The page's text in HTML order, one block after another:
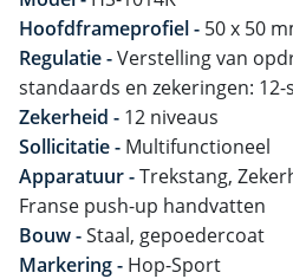
Hoofdframeprofiel - 50 x 50
Regulatie -Verstelling van
standaards en zekeringen: 12-
Zekerheid - 12 niveaus
Sollicitatie - Multifunctioneel
Apparatuur -Trekstang,
Franse push-up handvatten
Bouw -Staal, gepoedercoat
Markering - Hop-Sport